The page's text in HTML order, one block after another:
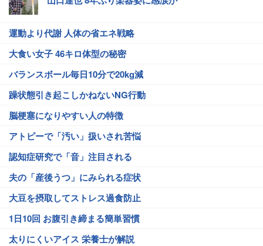
運動より代謝 人体の省エネ戦略
大食い女子 46キロ体型の秘密
バランスボール毎日10分で20kg減
躁状態引き起こしかねないNG行動
脳梗塞になりやすい人の特徴
アトピーで「汚い」扱いされ苦悩
認知症研究で「音」注目される
夫の「産後うつ」にみられる症状
大豆を摂取してストレス過食防止
1日10回 お腹引き締まる簡単習慣
太りにくいアイス 栄養士が解説